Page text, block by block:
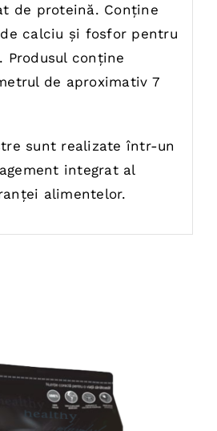
de proteină. Conține
calciu și fosfor pentru
Produsul conține
de aproximativ 7
sunt realizate într-un
integrat al
alimentelor.